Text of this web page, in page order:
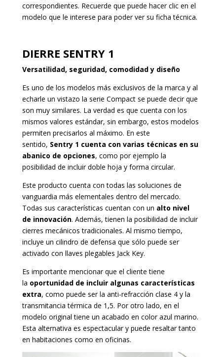
correspondientes. Recuerde que puede hacer clic en el
modelo que le interese para poder ver su ficha técnica.
DIERRE SENTRY 1
Versatilidad, seguridad, comodidad y diseño
Es uno de los modelos más exclusivos de la marca y al
echarle un vistazo la serie Compact se puede decir que
son muy similares. La verdad es que cuenta con los
mismos valores estándar, sin embargo, estos modelos
permiten precisarlos al máximo. En este
sentido, Sentry 1 cuenta con varias técnicas en su
abanico de opciones, como por ejemplo la
posibilidad de incluir doble hoja y forma circular.
Este producto cuenta con todas las soluciones de
vanguardia más elementales dentro del mercado.
Todas sus características cuentan con un alto nivel
de innovación. Además, tienen la posibilidad de incluir
cierres mecánicos tradicionales. Al mismo tiempo,
incluye un cilindro de defensa que sólo puede ser
activado con llaves plegables Jack Key.
Es importante mencionar que el cliente tiene
la oportunidad de incluir algunas características
extra, como puede ser la anti-refracción clase 4 y la
transmitancia térmica de 1,5. Por otro lado, en el
modelo original tiene un acabado en color azul marino.
Esta alternativa es espectacular y puede resaltar tanto
en habitaciones como en oficinas.